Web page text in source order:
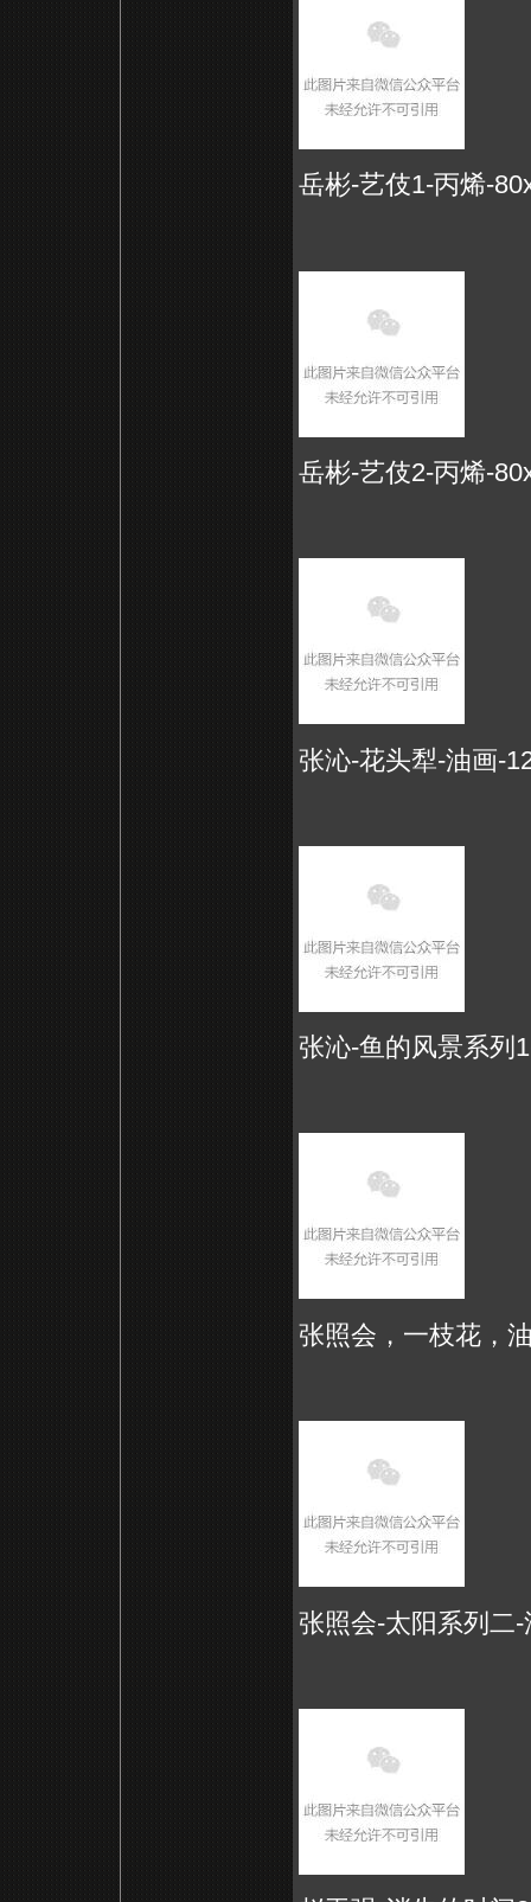
岳彬-艺伎1-丙烯-
岳彬-艺伎2-丙烯-
张沁-花头犁-油画-
张沁-鱼的风景系列
张照会，一枝花，
张照会-太阳系列二